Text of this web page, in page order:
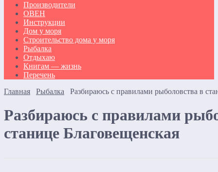
Производители
ОВЕН
Инструкции
Дом у моря
Строительство дома у моря
Рыбалка
Отдыхаю
Книгам — жизнь
Перечень
Главная
Рыбалка Разбираюсь с правилами рыболовства в
Разбираюсь с правилами
станице Благовещенская